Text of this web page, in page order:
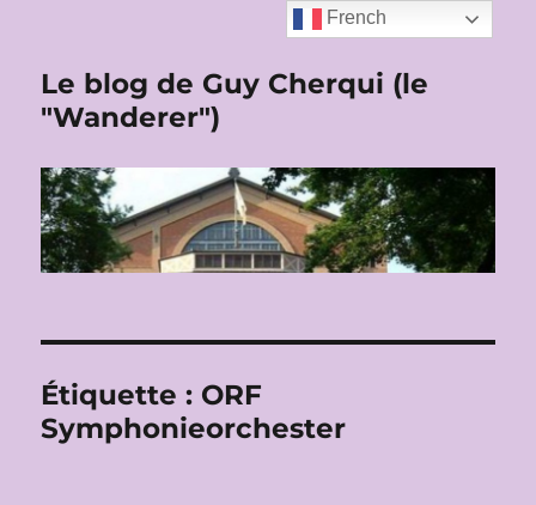
Le blog de Guy Cherqui (le
"Wanderer")
Étiquette : ORF
Symphonieorchester
French